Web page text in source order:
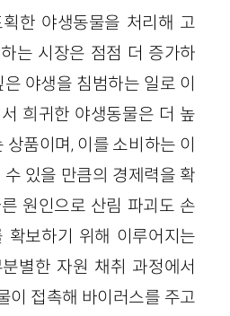
한 야생동물을 처리해 고
는 시장은 점점 더 증가하
야생을 침범하는 일로 이
희귀한 야생동물은 더 높
품이며, 이를 소비하는 이
있을 만큼의 경제력을 확
원인으로 산림 파괴도 손
확보하기 위해 이루어지는
별한 자원 채취 과정에서
이 접촉해 바이러스를 주고